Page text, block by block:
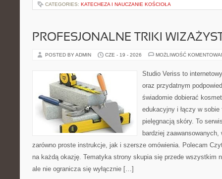
CATEGORIES: KATECHEZA I NAUCZANIE KOŚCIOŁA
PROFESJONALNE TRIKI
POSTED BY ADMIN CZE - 19 - 2026 MOŻLIWOŚĆ
Studio Veriss to
oraz przydatnym
świadomie dobierać
edukacyjny i łączy w
pielęgnacją skóry. To
bardziej
zarówno proste instrukcje, jak i szersze omówienia. Polecam
na każdą okazję. Tematyka strony skupia się przede wszystkim
ale nie ogranicza się wyłącznie […]